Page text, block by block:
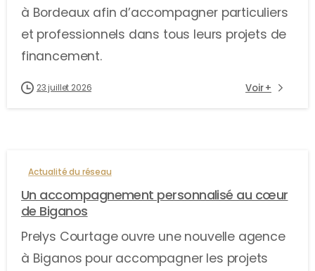
à Bordeaux afin d’accompagner particuliers
et professionnels dans tous leurs projets de
financement.
23 juillet 2026 Voir +
Actualité du réseau
Un accompagnement personnalisé au cœur
de Biganos
Prelys Courtage ouvre une nouvelle agence
à Biganos pour accompagner les projets